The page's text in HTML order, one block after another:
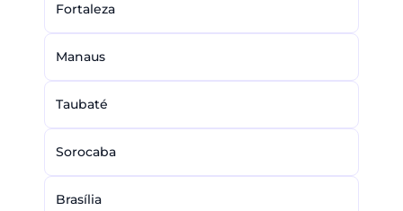
Fortaleza
Manaus
Taubaté
Sorocaba
Brasília